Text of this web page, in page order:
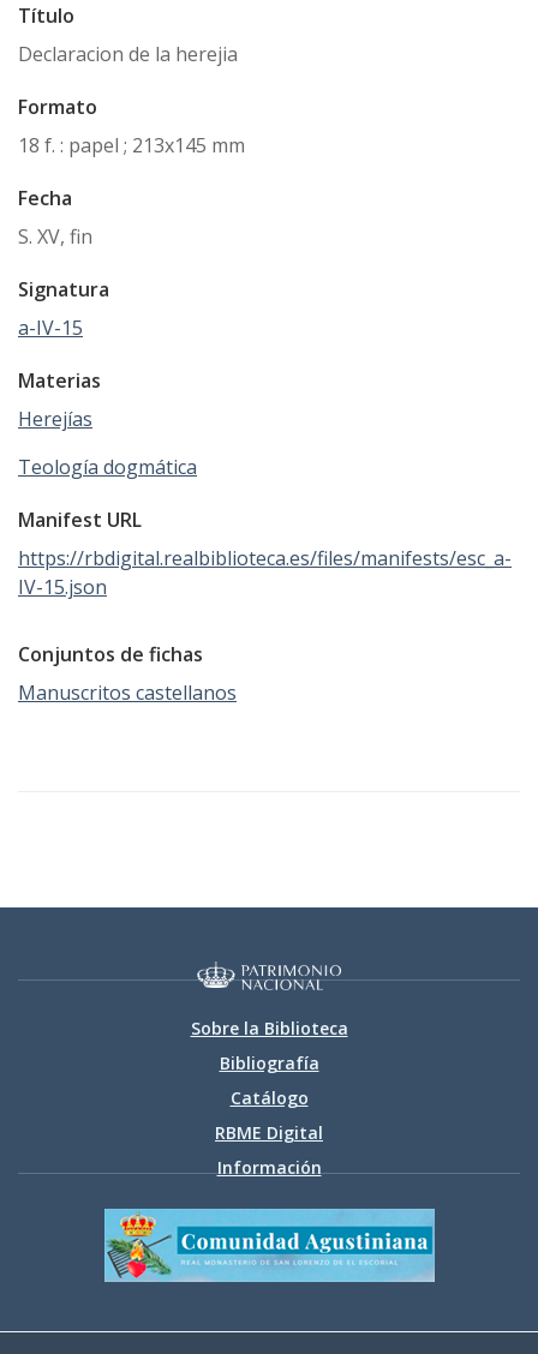
Título
Declaracion de la herejia
Formato
18 f. : papel ; 213x145 mm
Fecha
S. XV, fin
Signatura
a-IV-15
Materias
Herejías
Teología dogmática
Manifest URL
https://rbdigital.realbiblioteca.es/files/manifests/esc_a-
IV-15.json
Conjuntos de fichas
Manuscritos castellanos
Sobre la Biblioteca
Bibliografía
Catálogo
RBME Digital
Información